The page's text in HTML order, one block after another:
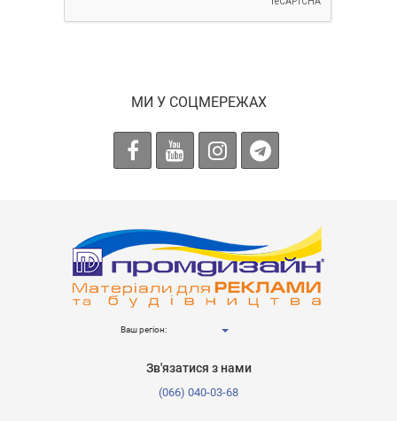
МИ У СОЦМЕРЕЖАХ
Ваш регіон:
Зв'язатися з нами
(066) 040-03-68